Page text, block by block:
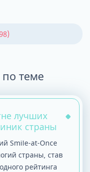
что нужно
пломбы
знаю ее
без
и
на
теме
лучших
страны
Smile-at-Once
страны, став
рейтинга